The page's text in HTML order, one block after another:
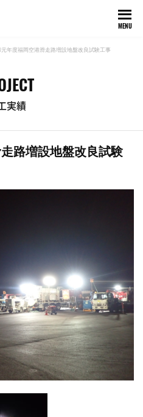
MENU
元年度福岡空港滑走路増設地盤改良試験工事
実績
路増設地盤改良試験